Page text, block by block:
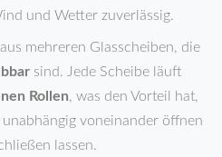
und Wetter zuverlässig.
mehreren Glasscheiben, die
sind. Jede Scheibe läuft
Rollen, was den Vorteil hat,
unabhängig voneinander öffnen
lassen.